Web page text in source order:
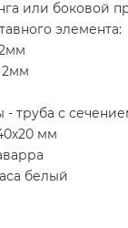
или боковой
элемента:
2мм
труба с
мм
белый